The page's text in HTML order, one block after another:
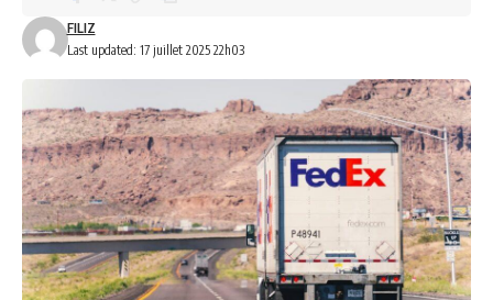
Last updated: 17 juillet 2025 22h03
FILIZ